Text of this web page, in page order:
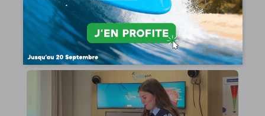
Vous recherchez le meilleur appareil auditif ? Celui-
ci doit...
Lire la suite